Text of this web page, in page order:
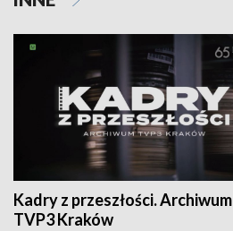
Kadry z przeszłości. Archiwum
TVP3 Kraków